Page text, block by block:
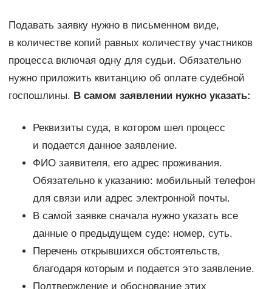
Подавать заявку нужно в письменном виде,
в количестве копий равных количеству участников
процесса включая одну для судьи. Обязательно
нужно приложить квитанцию об оплате судебной
госпошлины. В самом заявлении нужно указать:
Реквизиты суда, в котором шел процесс
и подается данное заявление.
ФИО заявителя, его адрес проживания.
Обязательно к указанию: мобильный телефон
для связи или адрес электронной почты.
В самой заявке сначала нужно указать все
данные о предыдущем суде: номер, суть.
Перечень открывшихся обстоятельств,
благодаря которым и подается это заявление.
Подтверждение и обоснование этих